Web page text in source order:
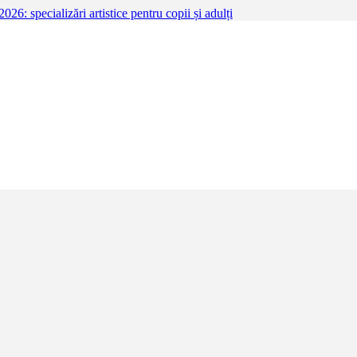
a II-a 2025–2026: specializări artistice pentru
de-a doua sesiune a anului școlar 2025–2026, adresată tuturor